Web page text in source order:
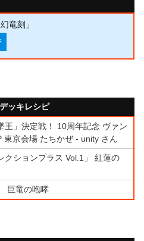
竜刻」
ッキレシピ
王」決定戦！ 10周年記念 ヴァン
東京会場 たちかぜ - unity さん
クションプラス Vol.1」 紅蓮の
巨竜の咆哮